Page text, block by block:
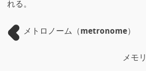
れる。
メトロノーム（metronome）
メモ